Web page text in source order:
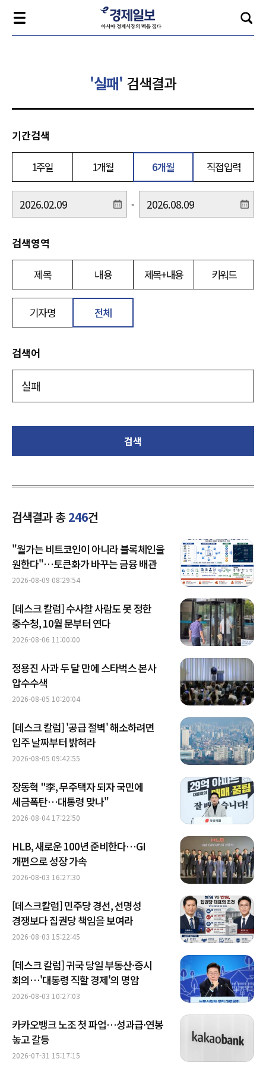
'실패' 검색결과
기간검색
1주일 1개월 6개월 직접입력
-
검색영역
제목 내용 제목+내용 키워드
기자명 전체
검색어
검색
검색결과 총246건
"월가는 비트코인이 아니라 블록체인을
원한다"…토큰화가 바꾸는 금융 배관
2026-08-09 08:29:54
[데스크 칼럼] 수사할 사람도 못 정한
중수청, 10월 문부터 연다
2026-08-06 11:00:00
정용진 사과 두 달 만에 스타벅스 본사
압수수색
2026-08-05 10:20:04
[데스크 칼럼] '공급 절벽' 해소하려면
입주 날짜부터 밝혀라
2026-08-05 09:42:55
장동혁 "李, 무주택자 되자 국민에
세금폭탄…대통령 맞나"
2026-08-04 17:22:50
HLB, 새로운 100년 준비한다…GI
개편으로 성장 가속
2026-08-03 16:27:30
[데스크칼럼] 민주당 경선, 선명성
경쟁보다 집권당 책임을 보여라
2026-08-03 15:22:45
[데스크 칼럼] 귀국 당일 부동산·증시
회의…'대통령 직할 경제'의 명암
2026-08-03 10:27:03
카카오뱅크 노조 첫 파업…성과급·연봉
놓고 갈등
2026-07-31 15:17:15